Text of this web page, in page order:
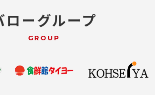
ローグループ
GROUP